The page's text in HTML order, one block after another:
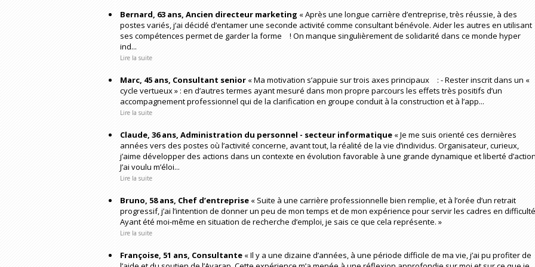
Bernard, 63 ans, Ancien directeur marketing « Après une longue carrière d’entreprise, très réussie, à des
postes variés, j‘ai décidé d’entamer une seconde activité comme consultant bénévole. Aider les autres en utilisant
ses compétences permet de garder la forme ! On manque singulièrement de solidarité dans ce monde hyper
ind...
Lire la suite
Marc, 45 ans, Consultant senior « Ma motivation s’appuie sur trois axes principaux : - Rester inscrit dans un «
cycle vertueux » : en d’autres termes ayant mesuré dans mon propre parcours les effets très positifs d’un
accompagnement professionnel qui de la clarification en groupe conduit à la construction et à l’app...
Lire la suite
Claude, 36 ans, Administration du personnel - secteur informatique « Je me suis orienté ces dernières
années vers des postes où l’activité concerne, avant tout, la réalité de la vie d’individus. Organisateur, curieux,
j’aime développer des actions dans un contexte en évolution favorable à une grande dynamique et liberté
J’ai voulu m’éloi...
Lire la suite
Bruno, 58 ans, Chef d’entreprise « Suite à une carrière professionnelle bien remplie, et à l’orée d’un retrait
progressif, j’ai l’intention de donner un peu de mon temps et de mon expérience pour servir les cadres en
Ayant été moi-même en situation de recherche d’emploi, je sais ce que cela représente. »
Lire la suite
Françoise, 51 ans, Consultante « Il y a une dizaine d’années, à une période difficile de ma vie, j’ai pu profiter de